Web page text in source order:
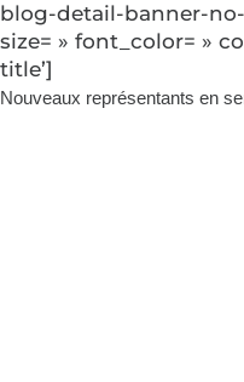
blog-detail-banner-
size= » font_color= »
title’]
Nouveaux représentants en